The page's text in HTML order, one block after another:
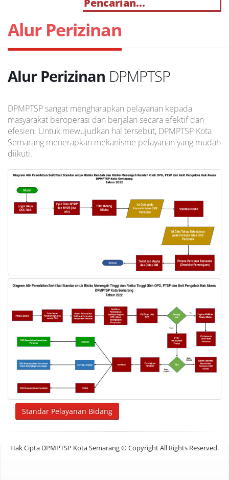
Alur Perizinan
Alur Perizinan DPMPTSP
DPMPTSP sangat mengharapkan pelayanan kepada
masyarakat beroperasi dan berjalan secara efektif dan
efesien. Untuk mewujudkan hal tersebut, DPMPTSP Kota
Semarang menerapkan mekanisme pelayanan yang mudah
diikuti.
Standar Pelayanan Bidang
Hak Cipta DPMPTSP Kota Semarang © Copyright All Rights Reserved.